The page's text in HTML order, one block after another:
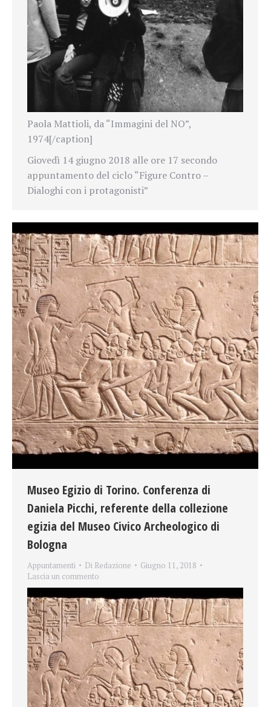
Paola Mattioli, da “Immagini del NO”,
1974[/caption]
Giovedì 14 giugno 2018 alle ore 17 secondo
appuntamento del ciclo “Figure Contro –
Dialoghi con i protagonisti”
Museo Egizio di Torino. Conferenza di
Daniela Picchi, referente della collezione
egizia del Museo Civico Archeologico di
Bologna
Appuntamenti Di Redazione
Giugno 11, 2018
Lascia un commento